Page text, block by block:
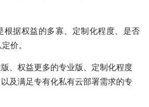
根据权益的多寡、定制化程度、是否
价。
、权益更多的专业版、定制化程度
及满足专有化私有云部署需求的专